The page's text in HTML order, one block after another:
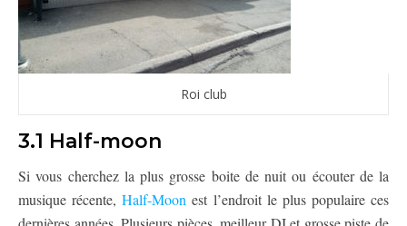
Roi club
3.1 Half-moon
Si vous cherchez la plus grosse boite de nuit ou écouter de la
musique récente,Half-Moon est l’endroit le plus populaire ces